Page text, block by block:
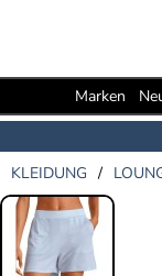
Marken
KLEIDUNG /